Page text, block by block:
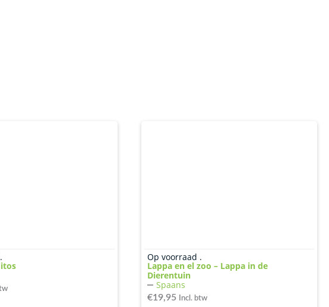
Op voorraad .
Lappa en el zoo – Lappa in de
Dierentuin
Spaans
€19,95 Incl. btw